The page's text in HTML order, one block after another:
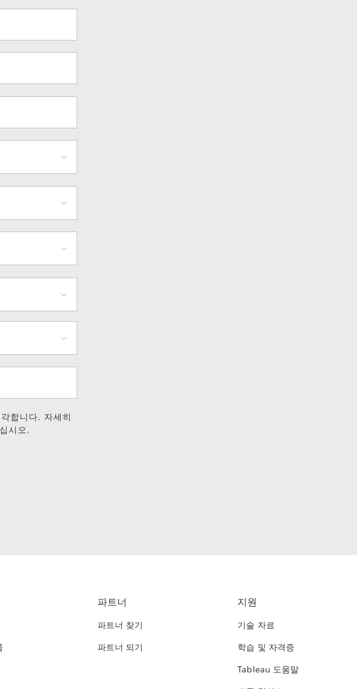
합니다. 자세히
시오.
파트너
파트너 찾기
파트너 되기
지원
기술 자료
학습 및 자격증
Tableau 도움말